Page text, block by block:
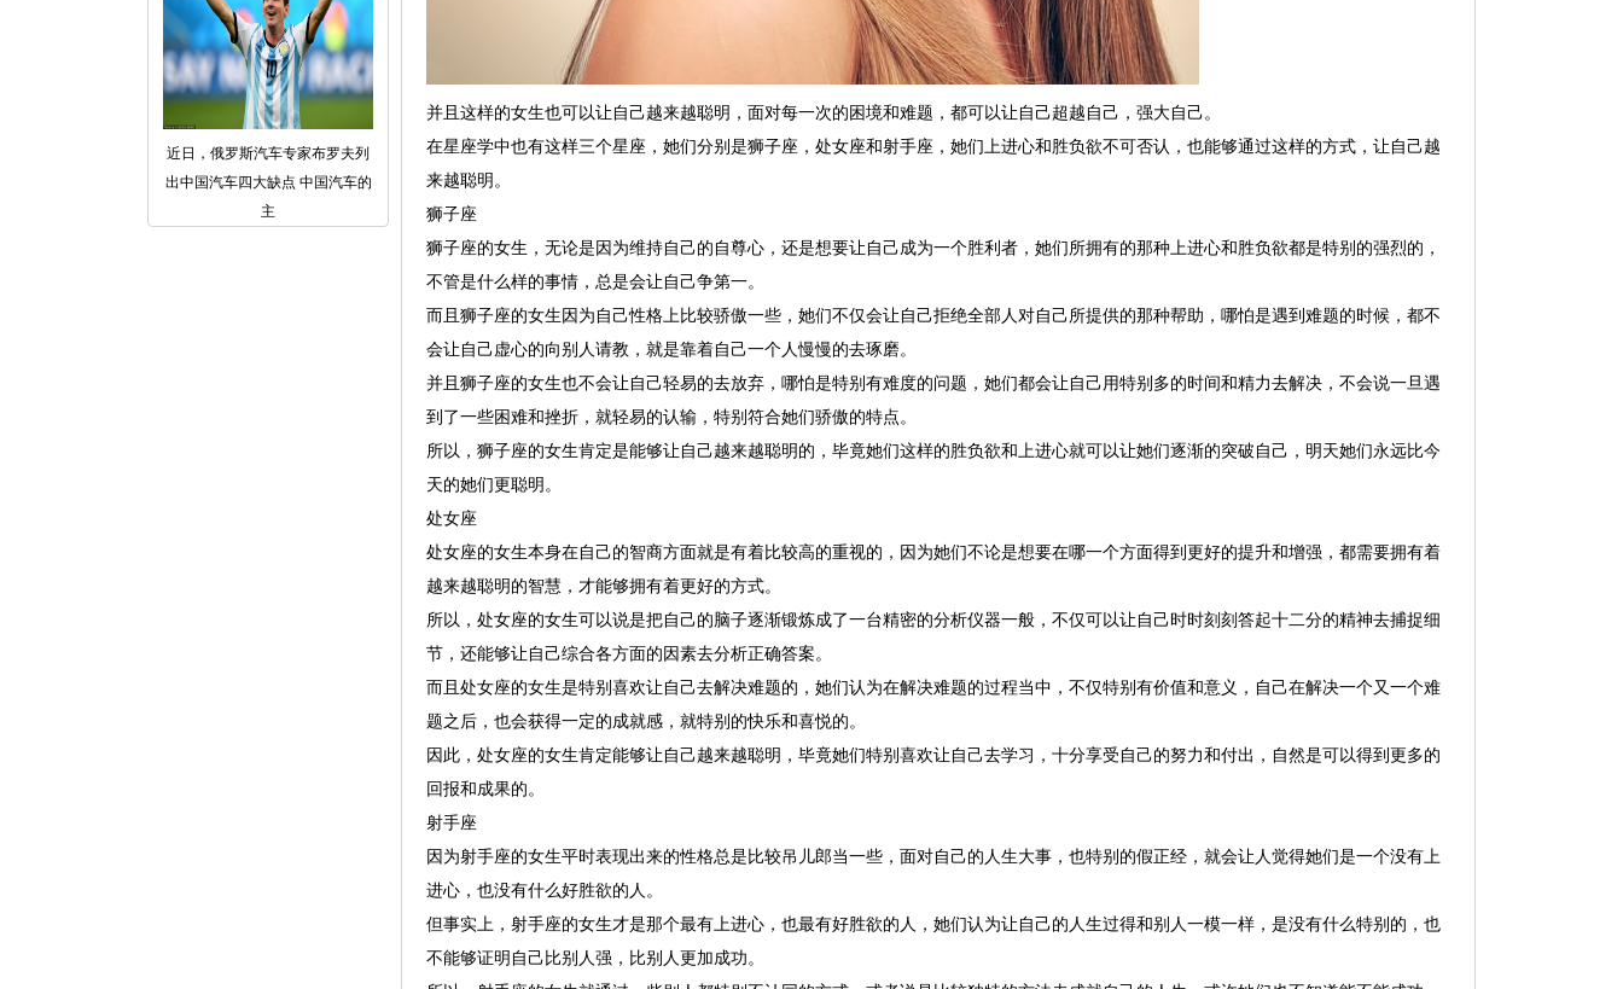
近日，俄罗斯汽车专家布罗夫列
出中国汽车四大缺点 中国汽车的
主
并且这样的女生也可以让自己越来越聪明，面对每一次的困境和难题，都可以让自己超越自己，强大自己。
在星座学中也有这样三个星座，她们分别是狮子座，处女座和射手座，她们上进心和胜负欲不可否认，也能够通过这样的方式，让自己越
来越聪明。
狮子座
狮子座的女生，无论是因为维持自己的自尊心，还是想要让自己成为一个胜利者，她们所拥有的那种上进心和胜负欲都是特别的强烈的，
不管是什么样的事情，总是会让自己争第一。
而且狮子座的女生因为自己性格上比较骄傲一些，她们不仅会让自己拒绝全部人对自己所提供的那种帮助，哪怕是遇到难题的时候，都不
会让自己虚心的向别人请教，就是靠着自己一个人慢慢的去琢磨。
并且狮子座的女生也不会让自己轻易的去放弃，哪怕是特别有难度的问题，她们都会让自己用特别多的时间和精力去解决，不会说一旦遇
到了一些困难和挫折，就轻易的认输，特别符合她们骄傲的特点。
所以，狮子座的女生肯定是能够让自己越来越聪明的，毕竟她们这样的胜负欲和上进心就可以让她们逐渐的突破自己，明天她们永远比今
天的她们更聪明。
处女座
处女座的女生本身在自己的智商方面就是有着比较高的重视的，因为她们不论是想要在哪一个方面得到更好的提升和增强，都需要拥有着
越来越聪明的智慧，才能够拥有着更好的方式。
所以，处女座的女生可以说是把自己的脑子逐渐锻炼成了一台精密的分析仪器一般，不仅可以让自己时时刻刻答起十二分的精神去捕捉细
节，还能够让自己综合各方面的因素去分析正确答案。
而且处女座的女生是特别喜欢让自己去解决难题的，她们认为在解决难题的过程当中，不仅特别有价值和意义，自己在解决一个又一个难
题之后，也会获得一定的成就感，就特别的快乐和喜悦的。
因此，处女座的女生肯定能够让自己越来越聪明，毕竟她们特别喜欢让自己去学习，十分享受自己的努力和付出，自然是可以得到更多的
回报和成果的。
射手座
因为射手座的女生平时表现出来的性格总是比较吊儿郎当一些，面对自己的人生大事，也特别的假正经，就会让人觉得她们是一个没有上
进心，也没有什么好胜欲的人。
但事实上，射手座的女生才是那个最有上进心，也最有好胜欲的人，她们认为让自己的人生过得和别人一模一样，是没有什么特别的，也
不能够证明自己比别人强，比别人更加成功。